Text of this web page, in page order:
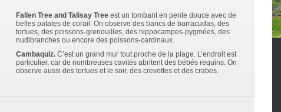
Fallen Tree and Talisay Tree est un tombant en pente douce avec de
belles patates de corail. On observe des bancs de barracudas, des
tortues, des poissons-grenouilles, des hippocampes-pygmées, des
nudibranches ou encore des poissons-cardinaux.
Cambaquiz. C’est un grand mur tout proche de la plage. L’endroit est
particulier, car de nombreuses cavités abritent des bébés requins. On
observe aussi des tortues et le soir, des crevettes et des crabes.